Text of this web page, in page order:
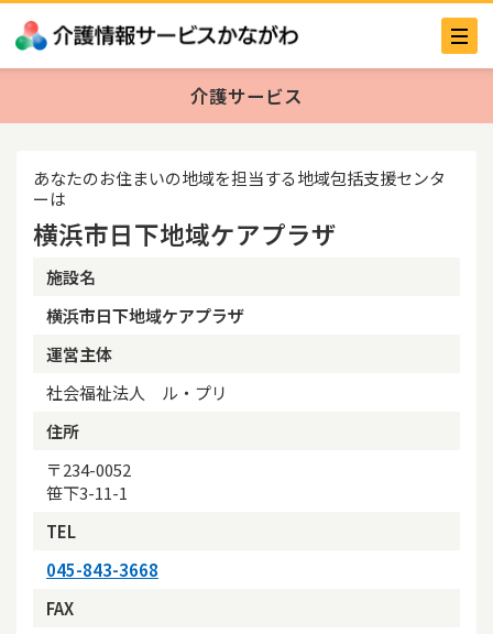
介護サービス
あなたのお住まいの地域を担当する地域包括支援センタ
ーは
横浜市日下地域ケアプラザ
施設名
横浜市日下地域ケアプラザ
運営主体
社会福祉法人 ル・プリ
住所
〒234-0052
笹下3-11-1
TEL
045-843-3668
FAX